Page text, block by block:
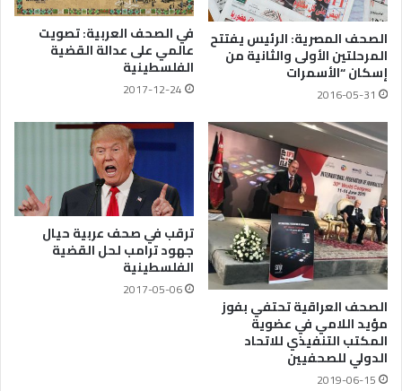
الصحف المصرية: الرئيس يفتتح
المرحلتين الأولى والثانية من
إسكان “الأسمرات
2016-05-31
في الصحف العربية: تصويت
عالمي على عدالة القضية
الفلسطينية
2017-12-24
الصحف العراقية تحتفي بفوز
مؤيد اللامي في عضوية
المكتب التنفيذي للاتحاد
الدولي للصحفيين
2019-06-15
ترقب في صحف عربية حيال
جهود ترامب لحل القضية
الفلسطينية
2017-05-06